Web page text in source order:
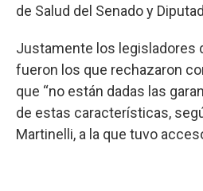
de Salud del Senado y
Justamente los legisladores
fueron los que rechazaron
que “no están dadas las
de estas características,
Martinelli, a la que tuvo